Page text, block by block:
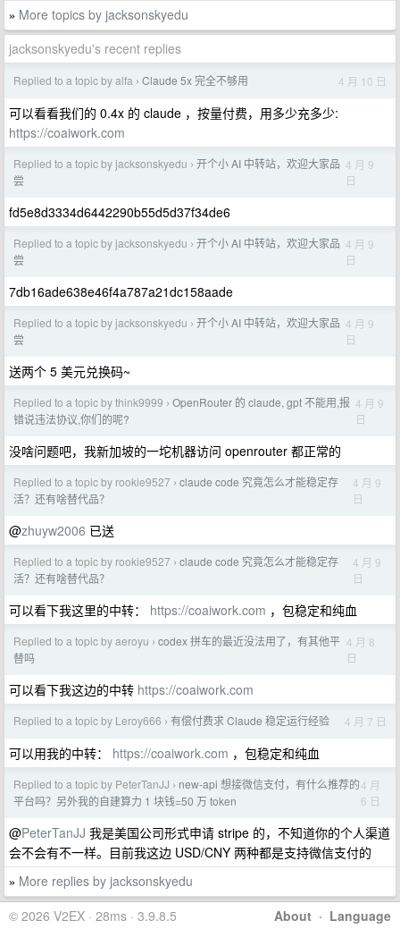
» More topics by jacksonskyedu
jacksonskyedu's recent replies
Replied to a topic by alfa › Claude 5x 完全不够用 4 月 10 日
可以看看我们的 0.4x 的 claude ，按量付费，用多少充多少:
https://coaiwork.com
Replied to a topic by jacksonskyedu › 开个小 AI 中转站，欢迎大家品
尝
4 月 9
日
fd5e8d3334d6442290b55d5d37f34de6
Replied to a topic by jacksonskyedu › 开个小 AI 中转站，欢迎大家品
尝
4 月 9
日
7db16ade638e46f4a787a21dc158aade
Replied to a topic by jacksonskyedu › 开个小 AI 中转站，欢迎大家品
尝
4 月 9
日
送两个 5 美元兑换码~
Replied to a topic by think9999 › OpenRouter 的 claude, gpt 不能用,报
错说违法协议,你们的呢?
4 月 9
日
没啥问题吧，我新加坡的一坨机器访问 openrouter 都正常的
Replied to a topic by rookie9527 › claude code 究竟怎么才能稳定存
活？还有啥替代品？
4 月 9
日
@zhuyw2006 已送
Replied to a topic by rookie9527 › claude code 究竟怎么才能稳定存
活？还有啥替代品？
4 月 9
日
可以看下我这里的中转： https://coaiwork.com ，包稳定和纯血
Replied to a topic by aeroyu › codex 拼车的最近没法用了，有其他平
替吗
4 月 8
日
可以看下我这边的中转 https://coaiwork.com
Replied to a topic by Leroy666 › 有偿付费求 Claude 稳定运行经验 4 月 7 日
可以用我的中转： https://coaiwork.com ，包稳定和纯血
Replied to a topic by PeterTanJJ › new-api 想接微信支付，有什么推荐的
平台吗？另外我的自建算力 1 块钱=50 万 token
4 月
6 日
@PeterTanJJ 我是美国公司形式申请 stripe 的，不知道你的个人渠道
会不会有不一样。目前我这边 USD/CNY 两种都是支持微信支付的
» More replies by jacksonskyedu
About · Language
© 2026 V2EX · 28ms · 3.9.8.5